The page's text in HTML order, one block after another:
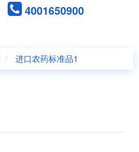
4001650900
进口农药标准品1